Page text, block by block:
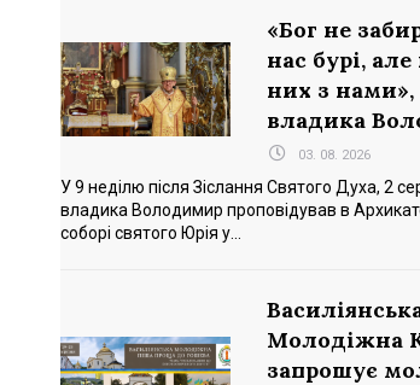
«Бог не
нас бурі,
них з нами»,
владика
03. 08. 2026
У 9 неділю після Зіслання Святого Духа, 2
владика Володимир проповідував в
соборі святого Юрія у...
Молодіжна
запрошує